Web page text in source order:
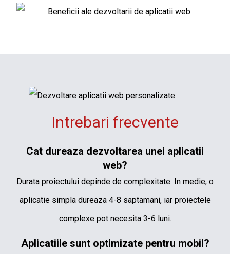
Intrebari frecvente
Cat dureaza dezvoltarea unei aplicatii
web?
Durata proiectului depinde de complexitate. In medie, o
aplicatie simpla dureaza 4-8 saptamani, iar proiectele
complexe pot necesita 3-6 luni.
Aplicatiile sunt optimizate pentru mobil?